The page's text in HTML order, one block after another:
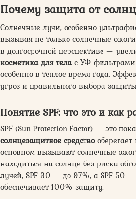
Почему защита от
Солнечные лучи, особенно
вызывая не только солнечные
в долгосрочной перспективе —
косметика для тела с УФ-фильтрами
особенно в тёплое время года.
угроз и правильного выбора
Понятие SPF: что это и как
SPF (Sun Protection Factor) — это
солнцезащитное средство
основном вызывают солнечные
находиться на солнце без риска
лучей, SPF 30 — до 97%, а SPF 50
обеспечивает 100% защиту.